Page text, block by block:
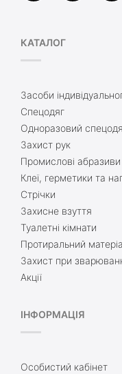
КАТАЛОГ
Засоби
Спецодяг
Одноразовий
Захист рук
Промислові
Клеї, герметики та
Стрічки
Захисне взуття
Туалетні кімнати
Протиральний
Захист при
Акції
ІНФОРМАЦІЯ
Особистий кабінет